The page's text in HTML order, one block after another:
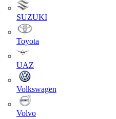
SUZUKI
Toyota
UAZ
Volkswagen
Volvo